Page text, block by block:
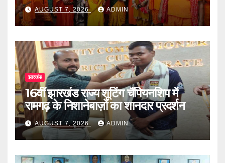
AUGUST 7, 2026 ADMIN
झारखंड
16वीं झारखंड राज्य शूटिंग चैंपियनशिप में
रामगढ़ के निशानेबाज़ों का शानदार प्रदर्शन
AUGUST 7, 2026 ADMIN